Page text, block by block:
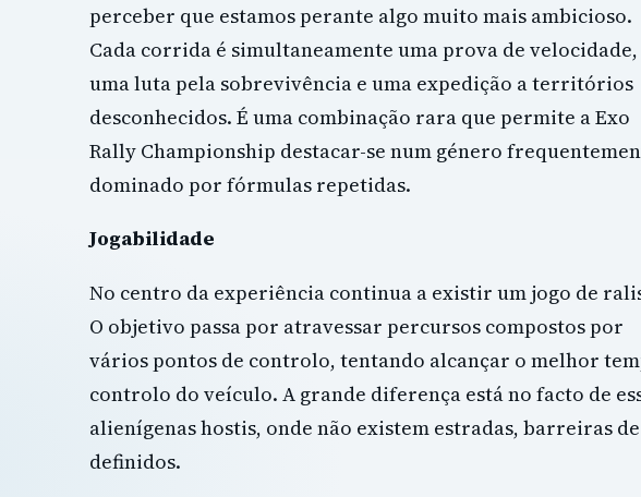
perceber que estamos perante algo muito mais ambicioso.
Cada corrida é simultaneamente uma prova de velocidade,
uma luta pela sobrevivência e uma expedição a territórios
desconhecidos. É uma combinação rara que permite a Exo
Rally Championship destacar-se num género
dominado por fórmulas repetidas.
Jogabilidade
No centro da experiência continua a existir um jogo de
O objetivo passa por atravessar percursos compostos por
vários pontos de controlo, tentando alcançar o melhor
controlo do veículo. A grande diferença está no facto de
alienígenas hostis, onde não existem estradas, barreiras
definidos.